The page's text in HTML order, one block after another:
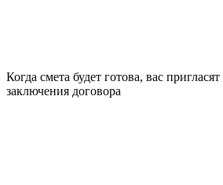
Когда смета будет готова, вас
заключения договора